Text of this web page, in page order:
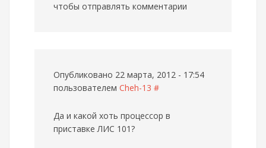
чтобы отправлять комментарии
Опубликовано 22 марта, 2012 - 17:54
пользователем Cheh-13 #
Да и какой хоть процессор в
приставке ЛИС 101?